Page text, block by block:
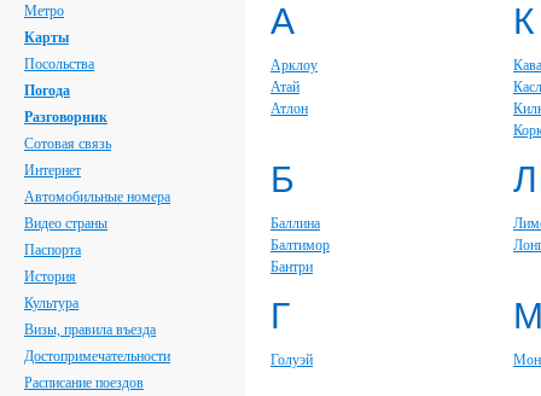
Метро
Карты
Посольства
Погода
Разговорник
Сотовая связь
Интернет
Автомобильные номера
Видео страны
Паспорта
История
Культура
Визы, правила въезда
Достопримечательности
Расписание поездов
А
Арклоу
Атай
Атлон
К
Б
Баллина
Балтимор
Бантри
Л
Г
Голуэй